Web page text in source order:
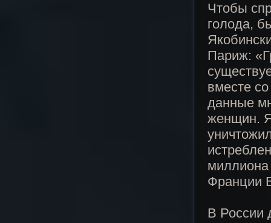
Чтобы
голода,
Париж:
вместе
данные
женщин.
миллиона
Франции
В России